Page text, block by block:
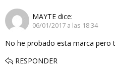
MAYTE dice:
06/01/2017 a las 18:34
No he probado esta marca pero
RESPONDER